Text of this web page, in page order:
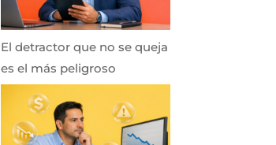
El detractor que no se queja
es el más peligroso